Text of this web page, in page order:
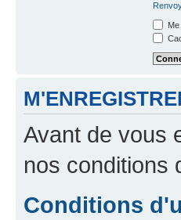
Avant de vous
nos conditions
Conditions